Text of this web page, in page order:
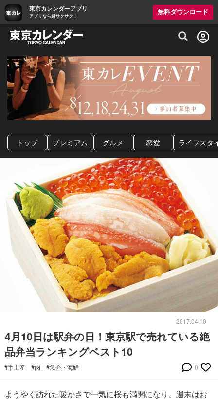
東京カレンダーアプリ
アプリなら超サクサク！
無料ダウンロード
グルメ情報・プレミアムレストラン予約
トップ プレミアム グルメ 恋愛 ライフスタ
2017.04.10
4月10日は駅弁の日！東京駅で売れている絶
品弁当ランキングベスト10
#手土産 #肉 #魚介・海鮮 0
ようやく訪れた暖かさで一気に桜も満開になり、週末はお